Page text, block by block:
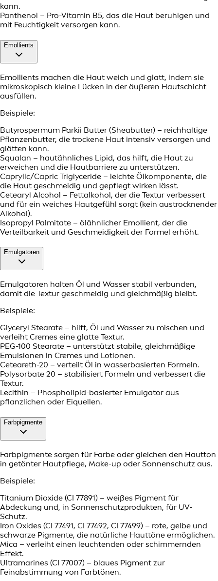
kann.
Panthenol – Pro-Vitamin B5, das die Haut beruhigen und
mit Feuchtigkeit versorgen kann.
Emollients
Emollients machen die Haut weich und glatt, indem sie
mikroskopisch kleine Lücken in der äußeren Hautschicht
ausfüllen.
Beispiele:
Butyrospermum Parkii Butter (Sheabutter) – reichhaltige
Pflanzenbutter, die trockene Haut intensiv versorgen und
glätten kann.
Squalan – hautähnliches Lipid, das hilft, die Haut zu
erweichen und die Hautbarriere zu unterstützen.
Caprylic/Capric Triglyceride – leichte Ölkomponente, die
die Haut geschmeidig und gepflegt wirken lässt.
Cetearyl Alcohol – Fettalkohol, der die Textur verbessert
und für ein weiches Hautgefühl sorgt (kein austrocknender
Alkohol).
Isopropyl Palmitate – ölähnlicher Emollient, der die
Verteilbarkeit und Geschmeidigkeit der Formel erhöht.
Emulgatoren
Emulgatoren halten Öl und Wasser stabil verbunden,
damit die Textur geschmeidig und gleichmäßig bleibt.
Beispiele:
Glyceryl Stearate – hilft, Öl und Wasser zu mischen und
verleiht Cremes eine glatte Textur.
PEG-100 Stearate – unterstützt stabile, gleichmäßige
Emulsionen in Cremes und Lotionen.
Ceteareth-20 – verteilt Öl in wasserbasierten Formeln.
Polysorbate 20 – stabilisiert Formeln und verbessert die
Textur.
Lecithin – Phospholipid-basierter Emulgator aus
pflanzlichen oder Eiquellen.
Farbpigmente
Farbpigmente sorgen für Farbe oder gleichen den Hautton
in getönter Hautpflege, Make-up oder Sonnenschutz aus.
Beispiele:
Titanium Dioxide (CI 77891) – weißes Pigment für
Abdeckung und, in Sonnenschutzprodukten, für UV-
Schutz.
Iron Oxides (CI 77491, CI 77492, CI 77499) – rote, gelbe und
schwarze Pigmente, die natürliche Hauttöne ermöglichen.
Mica – verleiht einen leuchtenden oder schimmernden
Effekt.
Ultramarines (CI 77007) – blaues Pigment zur
Feinabstimmung von Farbtönen.